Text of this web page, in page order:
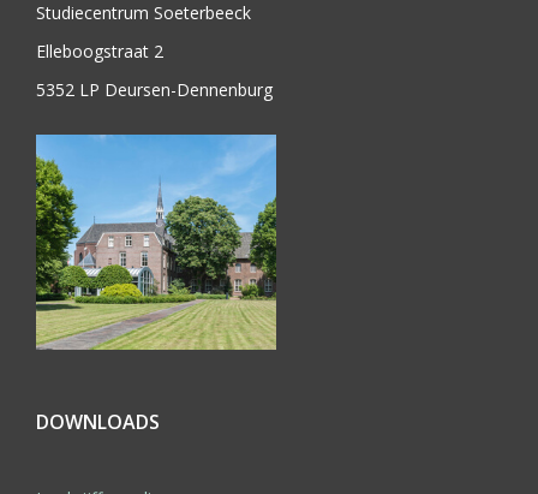
Studiecentrum Soeterbeeck
Elleboogstraat 2
5352 LP Deursen-Dennenburg
DOWNLOADS